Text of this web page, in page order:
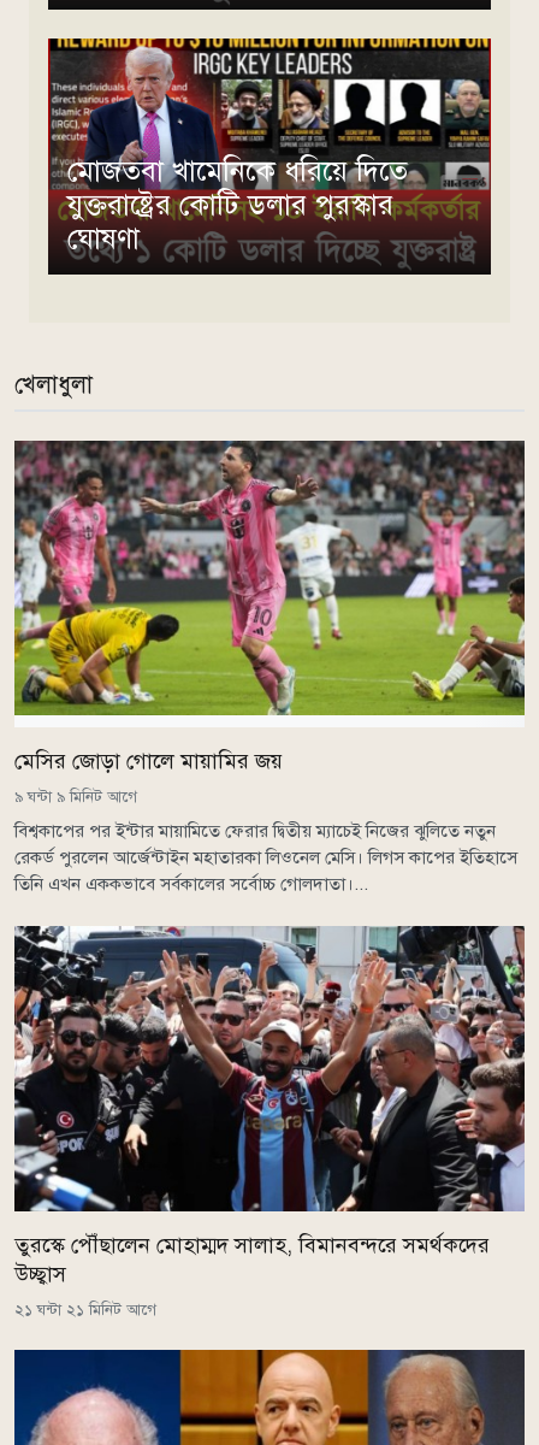
মোজতবা খামেনিকে ধরিয়ে দিতে
যুক্তরাষ্ট্রের কোটি ডলার পুরস্কার
ঘোষণা
খেলাধুলা
মেসির জোড়া গোলে মায়ামির জয়
৯ ঘন্টা ৯ মিনিট আগে
বিশ্বকাপের পর ইন্টার মায়ামিতে ফেরার দ্বিতীয় ম্যাচেই নিজের ঝুলিতে নতুন
রেকর্ড পুরলেন আর্জেন্টাইন মহাতারকা লিওনেল মেসি। লিগস কাপের ইতিহাসে
তিনি এখন এককভাবে সর্বকালের সর্বোচ্চ গোলদাতা।...
তুরস্কে পৌঁছালেন মোহাম্মদ সালাহ, বিমানবন্দরে সমর্থকদের
উচ্ছ্বাস
২১ ঘন্টা ২১ মিনিট আগে